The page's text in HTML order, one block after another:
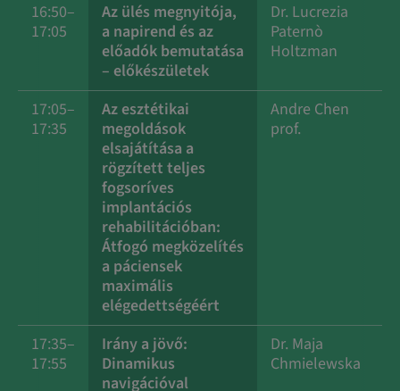
16:50–
17:05
Az ülés megnyitója,
a napirend és az
előadók bemutatása
– előkészületek
Dr. Lucrezia
Paternò
Holtzman
17:05–
17:35
Az esztétikai
megoldások
elsajátítása a
rögzített teljes
fogsoríves
implantációs
rehabilitációban:
Átfogó megközelítés
a páciensek
maximális
elégedettségéért
Andre Chen
prof.
17:35–
17:55
Irány a jövő:
Dinamikus
navigációval
Dr. Maja
Chmielewska